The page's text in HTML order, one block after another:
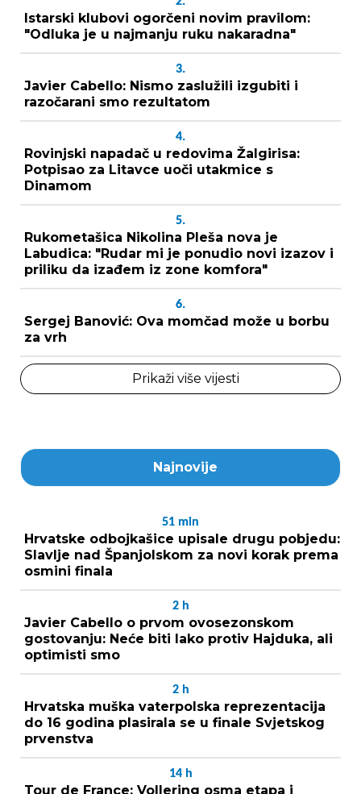
Istarski klubovi ogorčeni novim pravilom:
"Odluka je u najmanju ruku nakaradna"
3.
Javier Cabello: Nismo zaslužili izgubiti i
razočarani smo rezultatom
4.
Rovinjski napadač u redovima Žalgirisa:
Potpisao za Litavce uoči utakmice s
Dinamom
5.
Rukometašica Nikolina Pleša nova je
Labudica: "Rudar mi je ponudio novi izazov i
priliku da izađem iz zone komfora"
6.
Sergej Banović: Ova momčad može u borbu
za vrh
Prikaži više vijesti
Najnovije
51 min
Hrvatske odbojkašice upisale drugu pobjedu:
Slavlje nad Španjolskom za novi korak prema
osmini finala
2 h
Javier Cabello o prvom ovosezonskom
gostovanju: Neće biti lako protiv Hajduka, ali
optimisti smo
2 h
Hrvatska muška vaterpolska reprezentacija
do 16 godina plasirala se u finale Svjetskog
prvenstva
14 h
Tour de France: Vollering osma etapa i